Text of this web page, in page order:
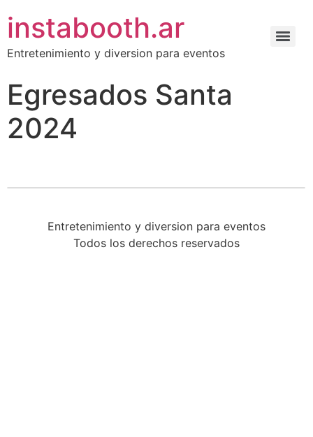
instabooth.ar
Entretenimiento y diversion para eventos
Egresados Santa
2024
Entretenimiento y diversion para eventos
Todos los derechos reservados